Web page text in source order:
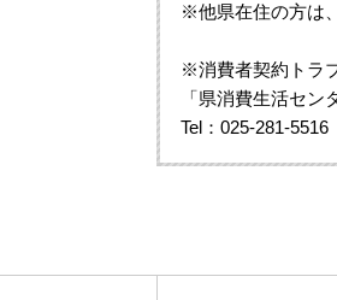
※他県在住の方は
※消費者契約トラ
「県消費生活セン
Tel：025-281-5516